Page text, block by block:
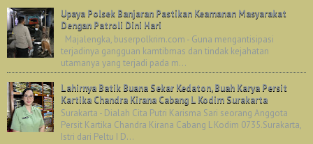
Upaya Polsek Banjaran Pastikan Keamanan Masyarakat
Dengan Patroli Dini Hari
Majalengka, buserpolkrim.com - Guna mengantisipasi
terjadinya gangguan kamtibmas dan tindak kejahatan
utamanya yang terjadi pada m...
Lahirnya Batik Buana Sekar Kedaton, Buah Karya Persit
Kartika Chandra Kirana Cabang L Kodim Surakarta
Surakarta - Dialah Cita Putri Karisma Sari seorang Anggota
Persit Kartika Chandra Kirana Cabang L Kodim 0735.Surakarta,
Istri dari Peltu I D...